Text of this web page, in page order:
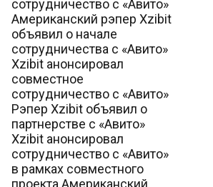
сотрудничество с «Авито»
Американский рэпер Xzibit
объявил о начале
сотрудничества с «Авито»
Xzibit анонсировал
совместное
сотрудничество с «Авито»
Рэпер Xzibit объявил о
партнерстве с «Авито»
Xzibit анонсировал
сотрудничество с «Авито»
в рамках совместного
проекта Американский